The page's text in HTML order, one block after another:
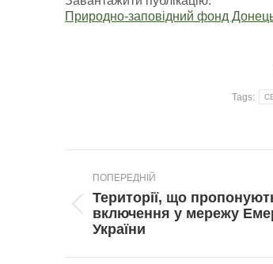
Природно-заповідний фонд
Tags:
navigation
ПОПЕРЕДНІЙ
Попередній
пост:
Території, що
включення у мережу
України